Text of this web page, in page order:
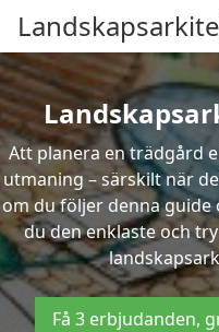
Att planera en trädgård
utmaning – särskilt när
om du följer denna
du den enklaste och
Få 3 erbjudanden,